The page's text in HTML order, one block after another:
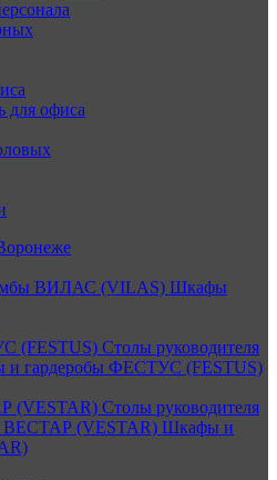
для офиса
ВИЛАС (VILAS) Шкафы
(FESTUS) Столы руководителя
гардеробы ФЕСТУС (FESTUS)
(VESTAR) Столы руководителя
ВЕСТАР (VESTAR) Шкафы и